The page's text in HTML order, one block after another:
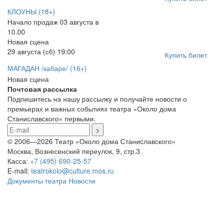
КЛОУНЫ (18+)
Начало продаж 03 августа в
10.00
Новая сцена
29 августа (сб) 19:00
Купить билет
МАГАДАН /кабаре/ (16+)
Новая сцена
Почтовая рассылка
Подпишитесь на нашу рассылку и получайте новости о
премьерах и важных событиях театра «Около дома
Станиславского» первыми.
© 2006—2026 Театр «Около дома Станиславского»
Москва, Вознесенский переулок, 9, стр.3
Касса: +7 (495) 690-25-57
E-mail: teatrokolo@culture.mos.ru
Документы театра Новости